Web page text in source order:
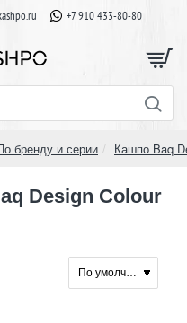
+7 910 433-80-80
бренду и серии Кашпо Baq
Design Colour